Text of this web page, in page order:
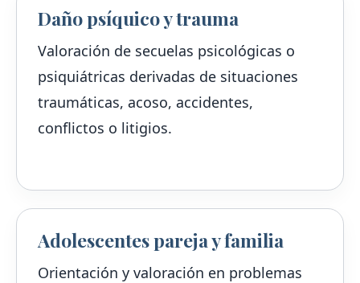
Daño psíquico y trauma
Valoración de secuelas psicológicas o
psiquiátricas derivadas de situaciones
traumáticas, acoso, accidentes,
conflictos o litigios.
Adolescentes pareja y familia
Orientación y valoración en problemas